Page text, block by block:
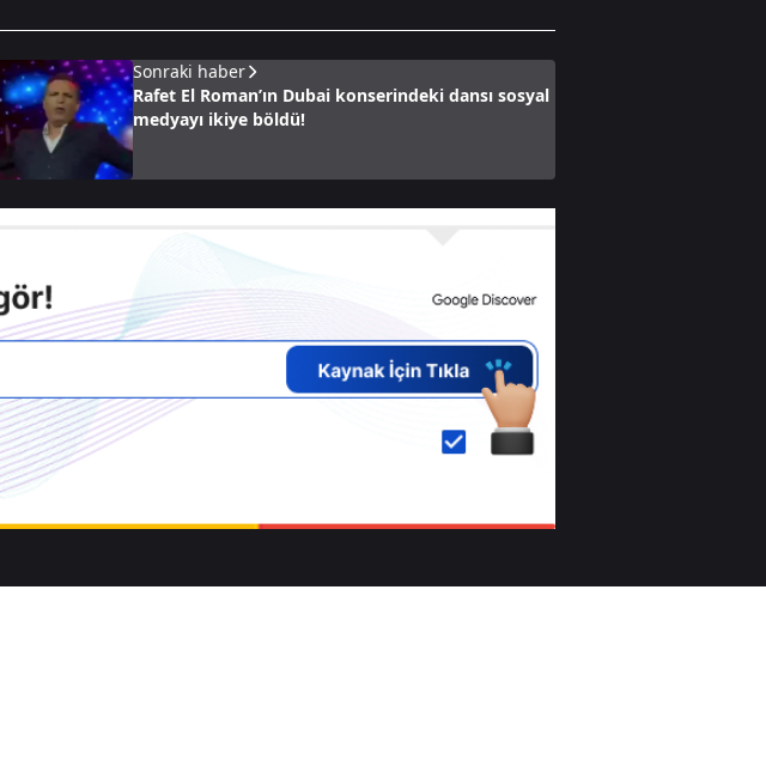
Sonraki haber
Rafet El Roman’ın Dubai konserindeki dansı sosyal
medyayı ikiye böldü!